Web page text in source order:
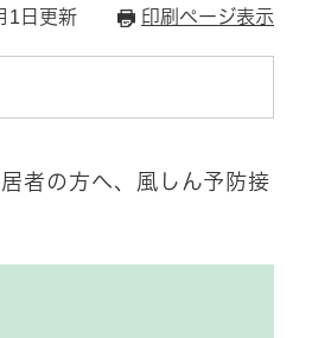
1日更新 印刷ページ表示
者の方へ、風しん予防接